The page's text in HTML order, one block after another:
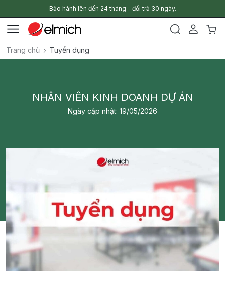
Bảo hành lên đến 24 tháng - đổi trả 30 ngày.
Trang chủ Tuyển dụng
NHÂN VIÊN KINH DOANH DỰ ÁN
Ngày cập nhật: 19/05/2026